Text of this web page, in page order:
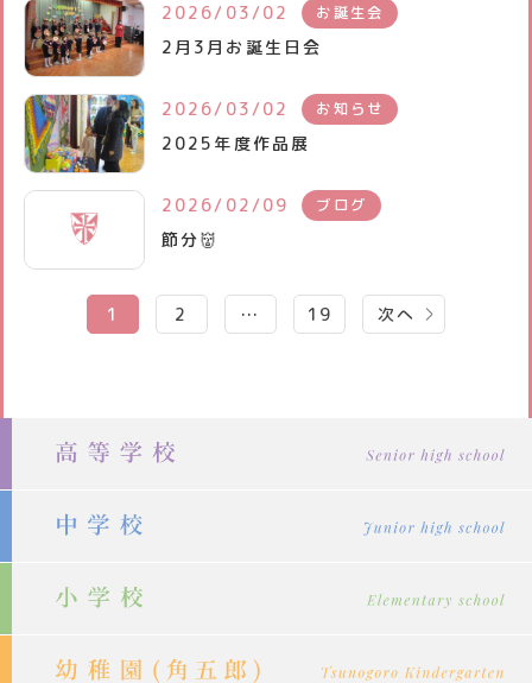
2026/03/02 お誕生会
2月3月お誕生日会
2026/03/02 お知らせ
2025年度作品展
2026/02/09 ブログ
節分👹
1 2 … 19 次へ